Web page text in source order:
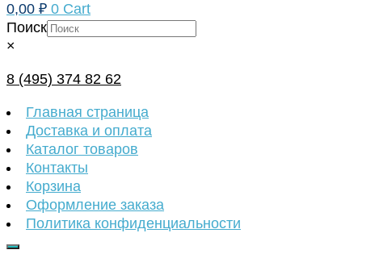
0,00 ₽ 0 Cart
Поиск
×
8 (495) 374 82 62
Главная страница
Доставка и оплата
Каталог товаров
Контакты
Корзина
Оформление заказа
Политика конфиденциальности